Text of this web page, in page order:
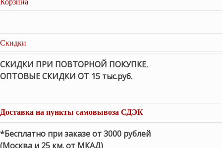
Скидки
СКИДКИ ПРИ ПОВТОРНОЙ ПОКУПКЕ,
ОПТОВЫЕ СКИДКИ ОТ 15 тыс.руб.
Доставка на пункты самовывоза СДЭК
*Бесплатно при заказе от 3000 рублей
(Москва и 25 км. от МКАД)